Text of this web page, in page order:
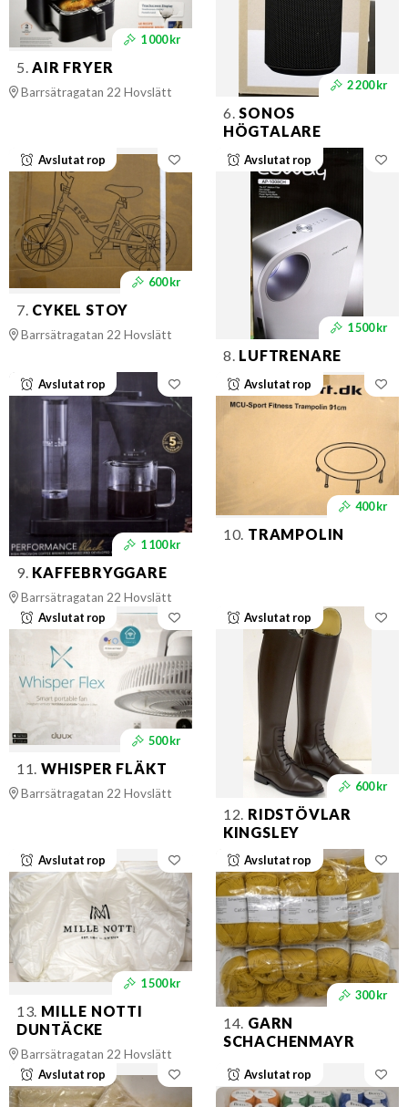
1 000 kr
5. AIR FRYER
Barrsätragatan 22 Hovslätt 2 200 kr
6. SONOS
HÖGTALARE
Avslutat rop
600 kr
7. CYKEL STOY
Barrsätragatan 22 Hovslätt
Avslutat rop
1 500 kr
8. LUFTRENARE
Avslutat rop
1 100 kr
9. KAFFEBRYGGARE
Barrsätragatan 22 Hovslätt
Avslutat rop
400 kr
10. TRAMPOLIN
Avslutat rop
500 kr
11. WHISPER FLÄKT
Barrsätragatan 22 Hovslätt
Avslutat rop
600 kr
12. RIDSTÖVLAR
KINGSLEY
Avslutat rop
1 500 kr
13. MILLE NOTTI
DUNTÄCKE
Barrsätragatan 22 Hovslätt
Avslutat rop
300 kr
14. GARN
SCHACHENMAYR
Avslutat rop Avslutat rop